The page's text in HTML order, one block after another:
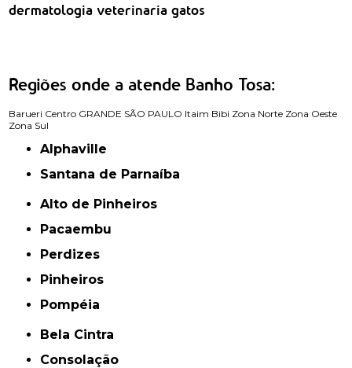
dermatologia veterinaria gatos
Regiões onde a atende Banho Tosa:
Barueri Centro GRANDE SÃO PAULO Itaim Bibi Zona Norte Zona Oeste
Zona Sul
Alphaville
Santana de Parnaíba
Alto de Pinheiros
Pacaembu
Perdizes
Pinheiros
Pompéia
Bela Cintra
Consolação